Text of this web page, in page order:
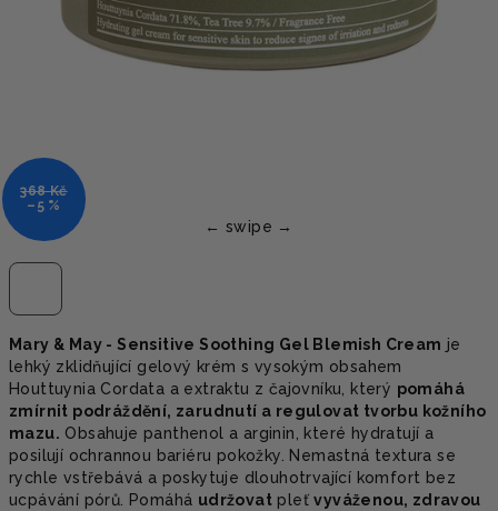
Mary & May - Sensitive Soothing Gel Blemish Cream je
lehký zklidňující gelový krém s vysokým obsahem
Houttuynia Cordata a extraktu z čajovníku, který pomáhá
zmírnit podráždění, zarudnutí a regulovat tvorbu kožního
mazu. Obsahuje panthenol a arginin, které hydratují a
posilují ochrannou bariéru pokožky. Nemastná textura se
rychle vstřebává a poskytuje dlouhotrvající komfort bez
ucpávání pórů. Pomáhá udržovat pleťvyváženou, zdravou
368 Kč
–5 %